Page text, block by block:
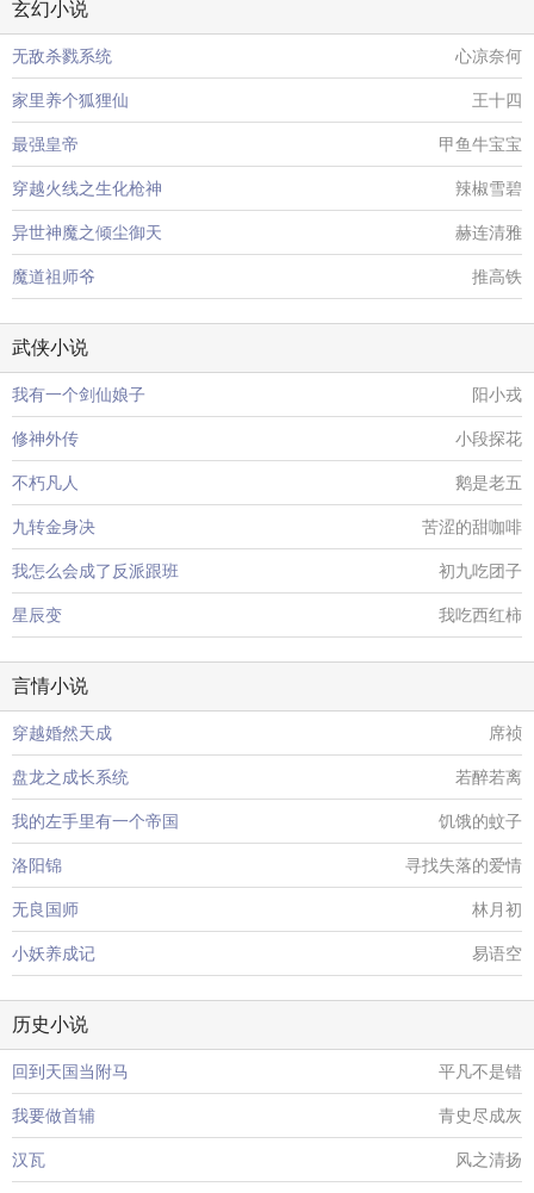
玄幻小说
无敌杀戮系统 心凉奈何
家里养个狐狸仙 王十四
最强皇帝 甲鱼牛宝宝
穿越火线之生化枪神 辣椒雪碧
异世神魔之倾尘御天 赫连清雅
魔道祖师爷 推高铁
武侠小说
我有一个剑仙娘子 阳小戎
修神外传 小段探花
不朽凡人 鹅是老五
九转金身决 苦涩的甜咖啡
我怎么会成了反派跟班 初九吃团子
星辰变 我吃西红柿
言情小说
穿越婚然天成 席祯
盘龙之成长系统 若醉若离
我的左手里有一个帝国 饥饿的蚊子
洛阳锦 寻找失落的爱情
无良国师 林月初
小妖养成记 易语空
历史小说
回到天国当附马 平凡不是错
我要做首辅 青史尽成灰
汉瓦 风之清扬